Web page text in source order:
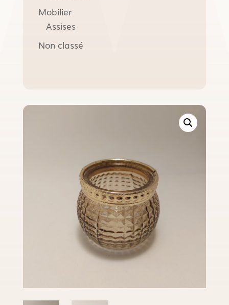
Mobilier
Assises
Non classé